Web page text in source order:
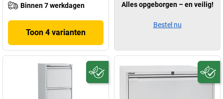
Binnen 7 werkdagen
Toon 4 varianten
Alles opgeborgen – en veilig!
Bestel nu